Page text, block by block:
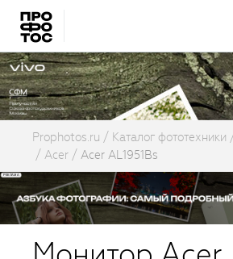
Prophotos.ru Каталог фототехники
Acer
Acer AL1951Bs